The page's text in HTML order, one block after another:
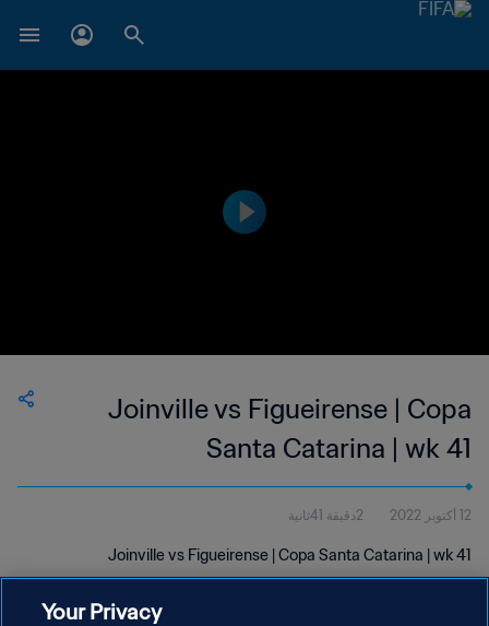
Joinville vs Figueirense | Copa
Santa Catarina | wk 41
12 أكتوبر 2022 2دقيقة 41ثانية
Joinville vs Figueirense | Copa Santa Catarina | wk 41
Your Privacy